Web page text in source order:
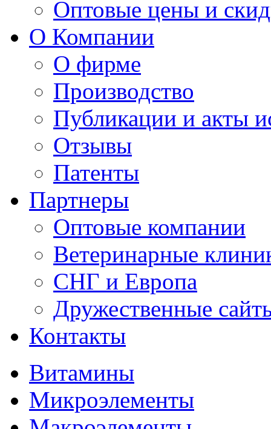
Оптовые цены и
О Компании
О фирме
Производство
Публикации и акты
Отзывы
Патенты
Партнеры
Оптовые компании
Ветеринарные
СНГ и Европа
Дружественные
Контакты
Витамины
Микроэлементы